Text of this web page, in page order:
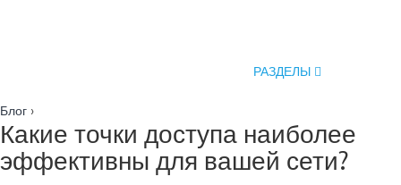
РАЗДЕЛЫ
Блог ›
Какие точки доступа наиболее
эффективны для вашей сети?